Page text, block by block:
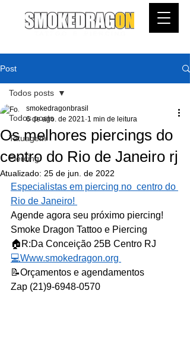
Post
Todos posts
Tatuagem
Piercing
Todos posts
Os melhores piercings do
centro do Rio de Janeiro rj
smokedragonbrasil
6 de ago. de 2021 1 min de leitura
Atualizado: 25 de jun. de 2022
Especialistas em piercing no  centro do
Rio de Janeiro!
Agende agora seu próximo piercing!
Smoke Dragon Tattoo e Piercing
🏠R:Da Conceição 25B Centro RJ
💻Www.smokedragon.org
📝Orçamentos e agendamentos
Zap (21)9-6948-0570